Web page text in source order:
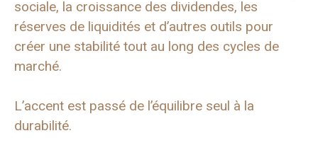
sociale, la croissance des dividendes, les
réserves de liquidités et d’autres outils pour
créer une stabilité tout au long des cycles de
marché.
L’accent est passé de l’équilibre seul à la
durabilité.